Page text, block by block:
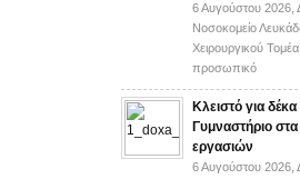
6 Αυγούστου 2026,
Νοσοκομείο
Χειρουργικού
προσωπικό
Κλειστό για
Γυμναστήριο
εργασιών
6 Αυγούστου 2026,